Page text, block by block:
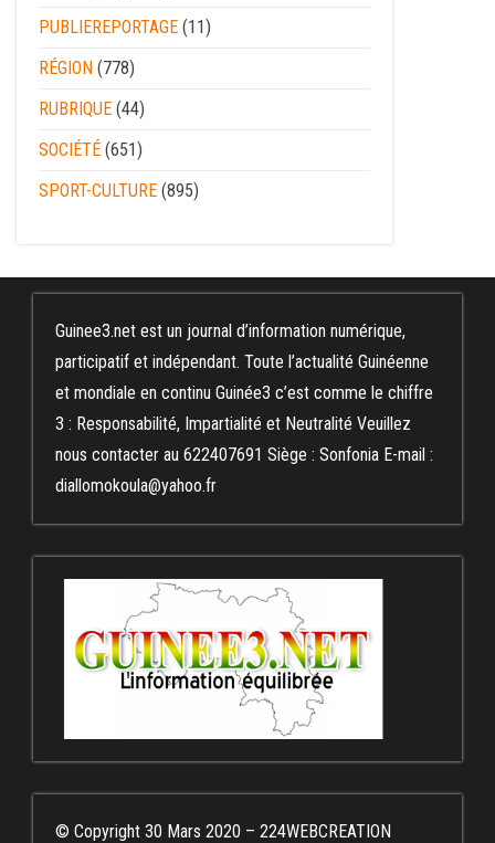
PUBLIEREPORTAGE (11)
RÉGION (778)
RUBRIQUE (44)
SOCIÉTÉ (651)
SPORT-CULTURE (895)
Guinee3.net est un journal d’information numérique,
participatif et indépendant. Toute l’actualité Guinéenne
et mondiale en continu Guinée3 c’est comme le chiffre
3 : Responsabilité, Impartialité et Neutralité Veuillez
nous contacter au 622407691 Siège : Sonfonia E-mail :
diallomokoula@yahoo.fr
© Copyright 30 Mars 2020 – 224WEBCREATION